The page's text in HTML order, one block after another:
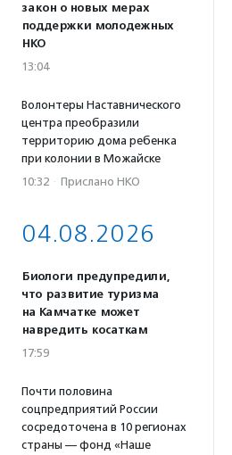
закон о новых мерах
поддержки молодежных
НКО
13:04
Волонтеры Наставнического
центра преобразили
территорию дома ребенка
при колонии в Можайске
10:32 · Прислано НКО
04.08.2026
Биологи предупредили,
что развитие туризма
на Камчатке может
навредить косаткам
17:59
Почти половина
соцпредприятий России
сосредоточена в 10 регионах
страны — фонд «Наше